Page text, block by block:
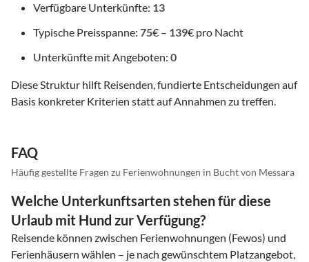
Verfügbare Unterkünfte: 13
Typische Preisspanne: 75€ – 139€ pro Nacht
Unterkünfte mit Angeboten: 0
Diese Struktur hilft Reisenden, fundierte Entscheidungen auf
Basis konkreter Kriterien statt auf Annahmen zu treffen.
FAQ
Häufig gestellte Fragen zu Ferienwohnungen in Bucht von Messara
Welche Unterkunftsarten stehen für diese
Urlaub mit Hund zur Verfügung?
Reisende können zwischen Ferienwohnungen (Fewos) und
Ferienhäusern wählen – je nach gewünschtem Platzangebot,